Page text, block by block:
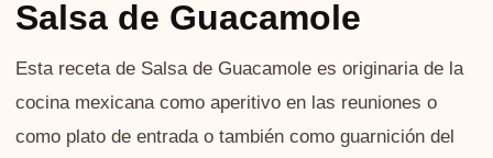
Salsa de Guacamole
Esta receta de Salsa de Guacamole es originaria de la
cocina mexicana como aperitivo en las reuniones o
como plato de entrada o también como guarnición del